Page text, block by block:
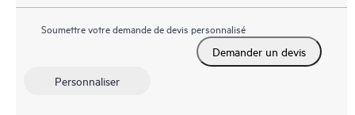
Soumettre votre demande de devis personnalisé
Demander un devis
Personnaliser